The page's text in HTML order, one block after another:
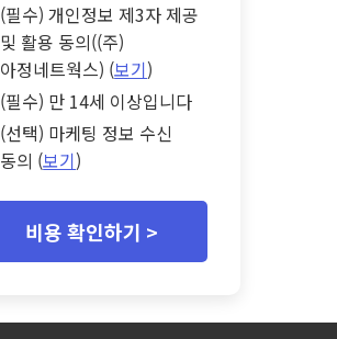
(필수) 개인정보 제3자 제공
및 활용 동의((주)
아정네트웍스) (보기)
(필수) 만 14세 이상입니다
(선택) 마케팅 정보 수신
동의 (보기)
비용 확인하기 >